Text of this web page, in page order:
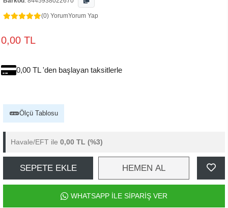
(0) YorumYorum Yap
0,00 TL
0,00 TL 'den başlayan taksitlerle
Ölçü Tablosu
Havale/EFT ile 0,00 TL (%3)
SEPETE EKLE HEMEN AL
WHATSAPP İLE SİPARİŞ VER